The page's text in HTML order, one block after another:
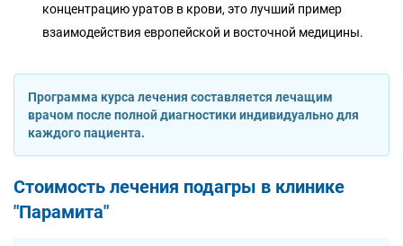
концентрацию уратов в крови, это лучший пример
взаимодействия европейской и восточной медицины.
Программа курса лечения составляется лечащим
врачом после полной диагностики индивидуально для
каждого пациента.
Стоимость лечения подагры в клинике
"Парамита"